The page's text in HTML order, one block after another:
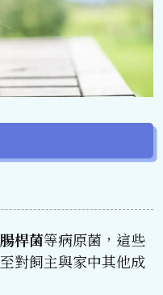
桿菌等病原菌，這些
對飼主與家中其他成